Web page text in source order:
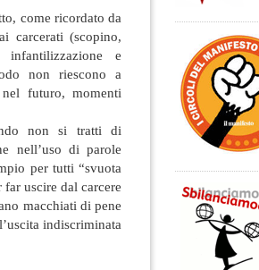
come ricordato da
carcerati (scopino,
infantilizzazione e
non riescono a
futuro, momenti
non si tratti di
nell’uso di parole
per tutti “svuota
uscire dal carcere
macchiati di pene
indiscriminata